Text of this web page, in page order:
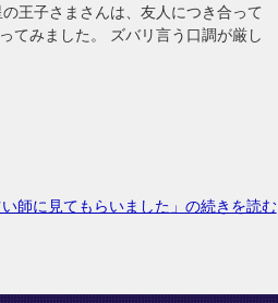
王子さまさんは、友人につき合って
てみました。 ズバリ言う口調が厳し
師に見てもらいました」の続きを読む